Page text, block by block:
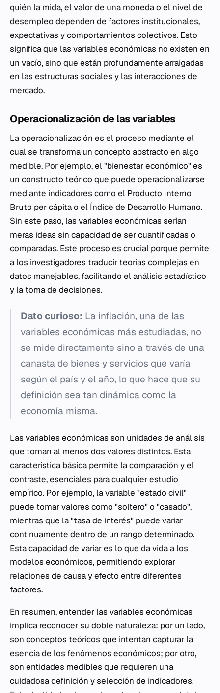
quién la mida, el valor de una moneda o el nivel de
desempleo dependen de factores institucionales,
expectativas y comportamientos colectivos. Esto
significa que las variables económicas no existen en
un vacío, sino que están profundamente arraigadas
en las estructuras sociales y las interacciones de
mercado.
Operacionalización de las variables
La operacionalización es el proceso mediante el
cual se transforma un concepto abstracto en algo
medible. Por ejemplo, el "bienestar económico" es
un constructo teórico que puede operacionalizarse
mediante indicadores como el Producto Interno
Bruto per cápita o el Índice de Desarrollo Humano.
Sin este paso, las variables económicas serían
meras ideas sin capacidad de ser cuantificadas o
comparadas. Este proceso es crucial porque permite
a los investigadores traducir teorías complejas en
datos manejables, facilitando el análisis estadístico
y la toma de decisiones.
Dato curioso: La inflación, una de las
variables económicas más estudiadas, no
se mide directamente sino a través de una
canasta de bienes y servicios que varía
según el país y el año, lo que hace que su
definición sea tan dinámica como la
economía misma.
Las variables económicas son unidades de análisis
que toman al menos dos valores distintos. Esta
característica básica permite la comparación y el
contraste, esenciales para cualquier estudio
empírico. Por ejemplo, la variable "estado civil"
puede tomar valores como "soltero" o "casado",
mientras que la "tasa de interés" puede variar
continuamente dentro de un rango determinado.
Esta capacidad de variar es lo que da vida a los
modelos económicos, permitiendo explorar
relaciones de causa y efecto entre diferentes
factores.
En resumen, entender las variables económicas
implica reconocer su doble naturaleza: por un lado,
son conceptos teóricos que intentan capturar la
esencia de los fenómenos económicos; por otro,
son entidades medibles que requieren una
cuidadosa definición y selección de indicadores.